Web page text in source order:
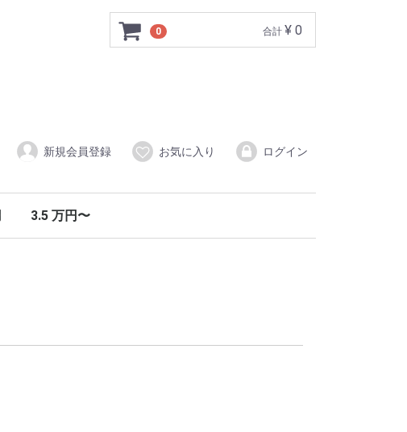
0 合計 ¥ 0
新規会員登録 お気に入り ログイン
3.5 万円〜